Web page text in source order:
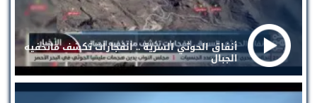
أنفاق الحوثي السرية .. انفجارات تكشف ماتخفيه
الجبال